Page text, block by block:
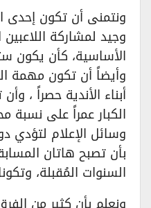
ونتمنى أن تكون إحدى
وجيد لمشاركة
الأساسية، كأن يكون
وأيضاً أن تكون مهمة
أبناء الأندية حصراً ،
الكبار عمراً على نسبة
وسائل الإعلام لتؤدي
بأن تصبح هاتان
السنوات المُقبلة،